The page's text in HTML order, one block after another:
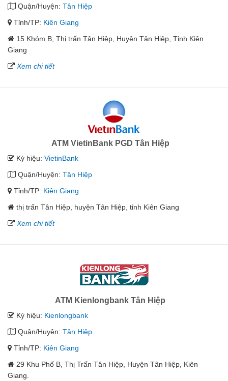
Quận/Huyện: Tân Hiệp
Tỉnh/TP: Kiên Giang
15 Khóm B, Thị trấn Tân Hiệp, Huyện Tân Hiệp, Tỉnh Kiên
Giang
Xem chi tiết
ATM VietinBank PGD Tân Hiệp
Ký hiệu: VietinBank
Quận/Huyện: Tân Hiệp
Tỉnh/TP: Kiên Giang
thị trấn Tân Hiệp, huyện Tân Hiệp, tỉnh Kiên Giang
Xem chi tiết
ATM Kienlongbank Tân Hiệp
Ký hiệu: Kienlongbank
Quận/Huyện: Tân Hiệp
Tỉnh/TP: Kiên Giang
29 Khu Phố B, Thị Trấn Tân Hiệp, Huyện Tân Hiệp, Kiên
Giang.